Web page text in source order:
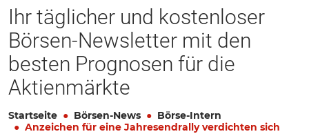
Ihr täglicher und kostenloser
Börsen-Newsletter mit den
besten Prognosen für die
Aktienmärkte
Startseite Börsen-News
Börse-Intern
Anzeichen für eine Jahresendrally verdichten sich